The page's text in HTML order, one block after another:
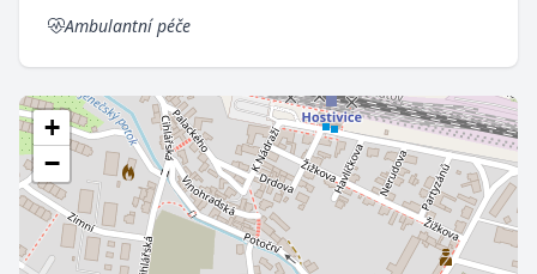
Ambulantní péče
+
−